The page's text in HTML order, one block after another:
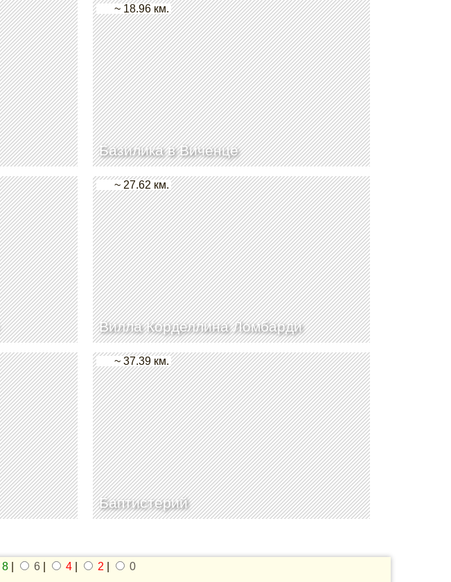
Базилика в Виченце
~ 18.96 км.
Вилла Корделлина Ломбарди
~ 27.62 км.
Баптистерий
~ 37.39 км.
8| 6| 4| 2
0